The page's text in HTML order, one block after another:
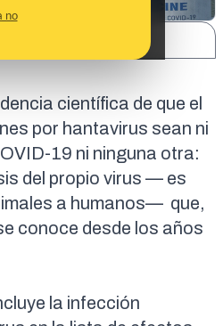
no
científica de que el
por hantavirus sean ni
19 ni ninguna otra:
del propio virus — es
a humanos— que,
conoce desde los años
la infección